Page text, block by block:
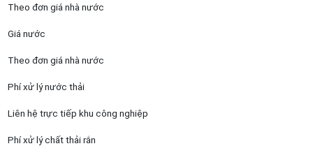
Theo đơn giá nhà nước
Giá nước
Theo đơn giá nhà nước
Phí xử lý nước thải
Liên hệ trực tiếp khu công nghiệp
Phí xử lý chất thải rắn